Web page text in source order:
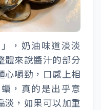
」，奶油味道淡淡
體來說醬汁的部分
心嚼勁，口感上相
，真的是出乎意
淡，如果可以加重